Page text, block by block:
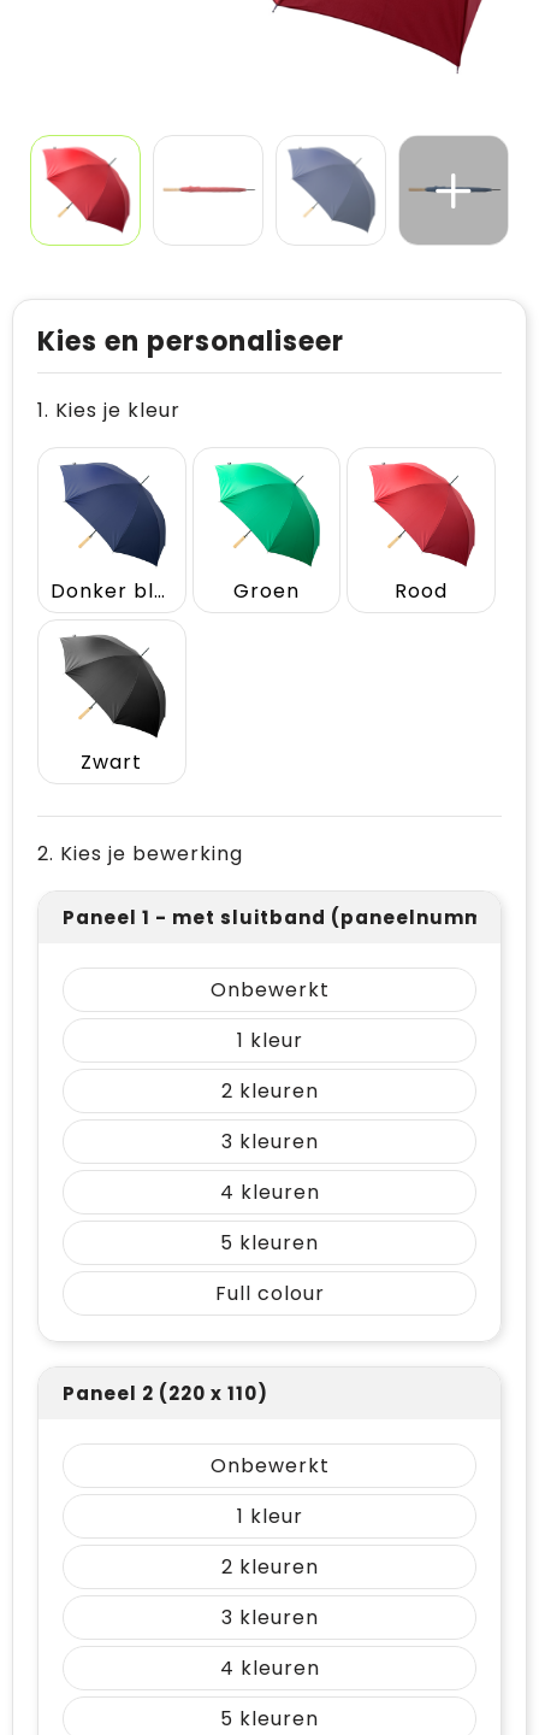
Kies en personaliseer
1. Kies je kleur
Donker blauw Groen Rood
Zwart
2. Kies je bewerking
Paneel 1 - met sluitband
Onbewerkt
1
2
3
4
5
Full colour
Paneel 2 (220 x 110)
Onbewerkt
1
2
3
4
5